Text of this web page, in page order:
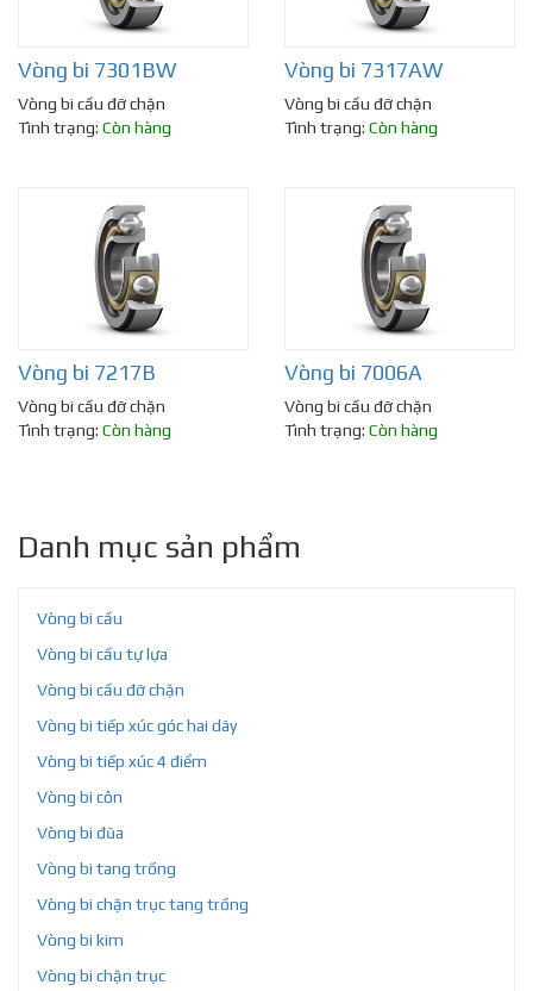
Vòng bi 7301BW
Vòng bi cầu đỡ chặn
Tình trạng: Còn hàng
Vòng bi 7317AW
Vòng bi cầu đỡ chặn
Tình trạng: Còn hàng
Vòng bi 7217B
Vòng bi cầu đỡ chặn
Tình trạng: Còn hàng
Vòng bi 7006A
Vòng bi cầu đỡ chặn
Tình trạng: Còn hàng
Danh mục sản phẩm
Vòng bi cầu
Vòng bi cầu tự lựa
Vòng bi cầu đỡ chặn
Vòng bi tiếp xúc góc hai dãy
Vòng bi tiếp xúc 4 điểm
Vòng bi côn
Vòng bi đũa
Vòng bi tang trống
Vòng bi chặn trục tang trống
Vòng bi kim
Vòng bi chặn trục